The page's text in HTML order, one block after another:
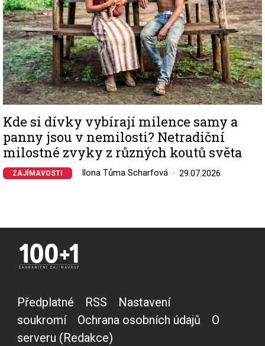
Kde si dívky vybírají milence samy a
panny jsou v nemilosti? Netradiční
milostné zvyky z různých koutů světa
ZAJÍMAVOSTI Ilona Tůma Scharfová 29.07.2026
Předplatné RSS
Nastavení
soukromí
Ochrana osobních údajů
O
serveru (Redakce)